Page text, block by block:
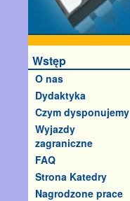
Wstęp
O nas
Dydaktyka
Czym dysponujemy
Wyjazdy
zagraniczne
FAQ
Strona Katedry
Nagrodzone prace